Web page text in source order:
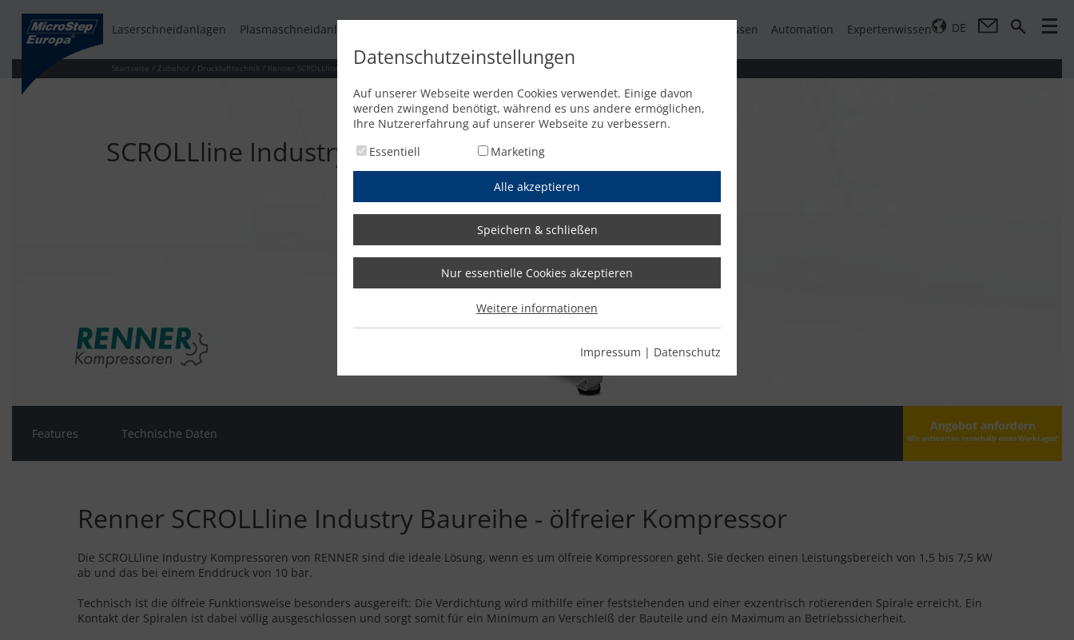
Laserschneidanlagen Plasmaschneidanlagen Abkantpressen Automation Expertenwissen DE
Startseite / Zubehör / Drucklufttechnik / Renner SCROLLline Industry Baureihe
SCROLLline Industry
Features Technische Daten
Angebot anfordern
Wir antworten innerhalb eines Werktages!
Renner SCROLLline Industry Baureihe - ölfreier Kompressor
Die SCROLLline Industry Kompressoren von RENNER sind die ideale Lösung, wenn es um ölfreie Kompressoren geht. Sie decken einen Leistungsbereich von 1,5 bis 7,5 kW
ab und das bei einem Enddruck von 10 bar.
Technisch ist die ölfreie Funktionsweise besonders ausgereift: Die Verdichtung wird mithilfe einer feststehenden und einer exzentrisch rotierenden Spirale erreicht. Ein
Kontakt der Spiralen ist dabei völlig ausgeschlossen und sorgt somit für ein Minimum an Verschleiß der Bauteile und ein Maximum an Betriebssicherheit.
Datenschutzeinstellungen
Auf unserer Webseite werden Cookies verwendet. Einige davon
werden zwingend benötigt, während es uns andere ermöglichen,
Ihre Nutzererfahrung auf unserer Webseite zu verbessern.
Essentiell
Marketing
Alle akzeptieren
Speichern & schließen
Nur essentielle Cookies akzeptieren
Weitere informationen
Impressum | Datenschutz